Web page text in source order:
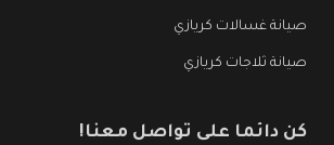
صيانة غسالات كريازي
صيانة ثلاجات كريازي
كن دائما على تواصل معنا!